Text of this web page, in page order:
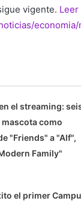
vigente. Leer
el streaming:
como
"Friends" a "Alf",
Family"
el primer